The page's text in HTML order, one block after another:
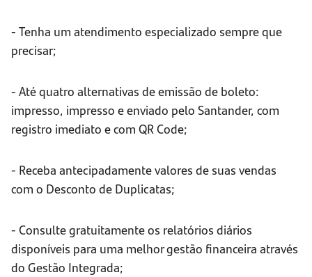
- Tenha um atendimento especializado sempre que
precisar;
- Até quatro alternativas de emissão de boleto:
impresso, impresso e enviado pelo Santander, com
registro imediato e com QR Code;
- Receba antecipadamente valores de suas vendas
com o Desconto de Duplicatas;
- Consulte gratuitamente os relatórios diários
disponíveis para uma melhor gestão financeira através
do Gestão Integrada;